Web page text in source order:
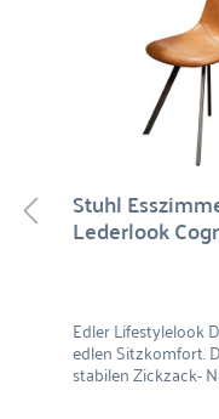
Stuhl
Lederlook
Edler Lifestylelook
edlen Sitzkomfort.
stabilen Zickzack-